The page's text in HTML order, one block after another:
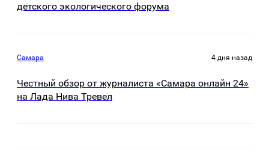
детского экологического форума
Самара 4 дня назад
Честный обзор от журналиста «Самара онлайн 24»
на Лада Нива Тревел